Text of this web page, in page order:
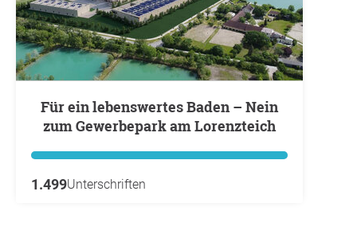
Für ein lebenswertes Baden – Nein
zum Gewerbepark am Lorenzteich
1.499Unterschriften